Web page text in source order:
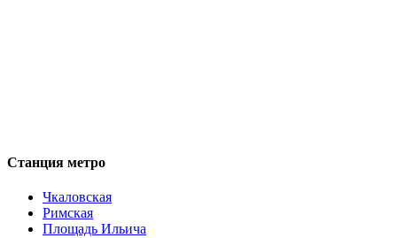
Станция метро
Чкаловская
Римская
Площадь Ильича